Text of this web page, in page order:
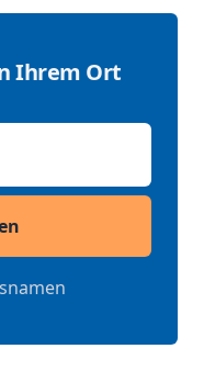
Ihrem Ort